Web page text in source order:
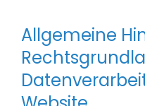
Allgemeine